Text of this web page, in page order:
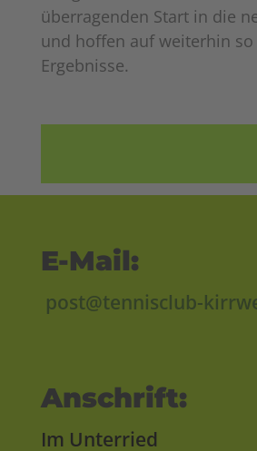
überragenden Start in die
und hoffen auf weiterhin so
Ergebnisse.
E-Mail:
post@tennisclub-
Anschrift:
Im Unterried